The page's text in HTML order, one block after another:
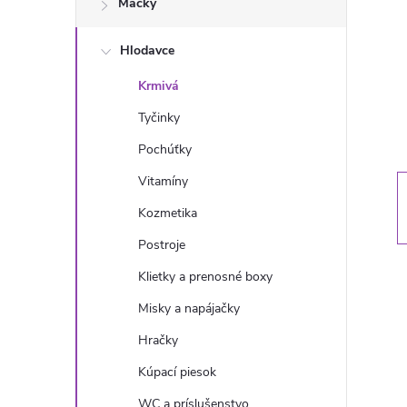
n
Hlodavce
Krmivá
Tyčinky
Pochúťky
Vitamíny
Kozmetika
Postroje
Klietky a prenosné boxy
Misky a napájačky
Hračky
Kúpací piesok